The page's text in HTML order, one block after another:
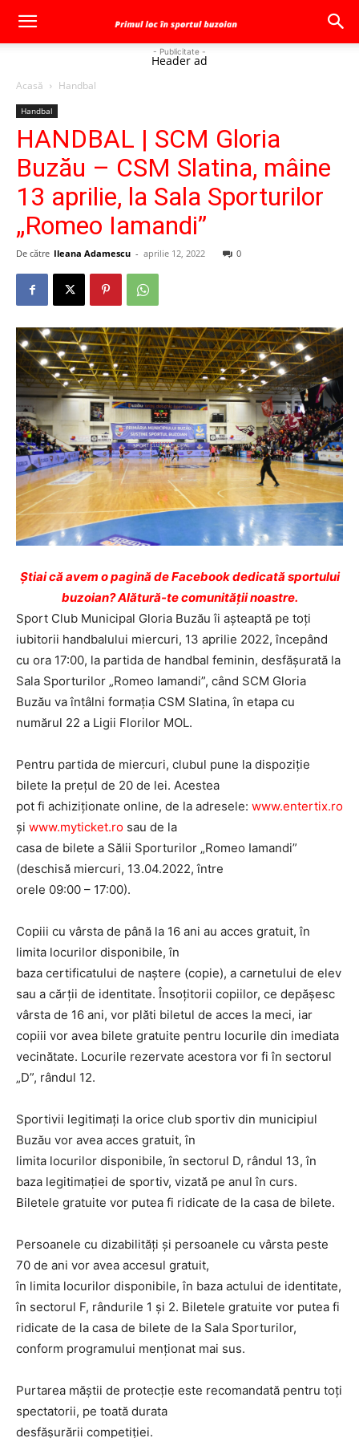
- Publicitate -
Header ad
Acasă Handbal
Handbal
HANDBAL | SCM Gloria
Buzău – CSM Slatina, mâine
13 aprilie, la Sala Sporturilor
„Romeo Iamandi”
De către Ileana Adamescu - aprilie 12, 2022 0
Ştiai că avem o pagină de Facebook dedicată sportului
buzoian? Alătură-te comunității noastre.
Sport Club Municipal Gloria Buzău îi așteaptă pe toți
iubitorii handbalului miercuri, 13 aprilie 2022, începând
cu ora 17:00, la partida de handbal feminin, desfășurată la
Sala Sporturilor „Romeo Iamandi”, când SCM Gloria
Buzău va întâlni formația CSM Slatina, în etapa cu
numărul 22 a Ligii Florilor MOL.
Pentru partida de miercuri, clubul pune la dispoziție
bilete la prețul de 20 de lei. Acestea
pot fi achiziționate online, de la adresele: www.entertix.ro
și www.myticket.ro sau de la
casa de bilete a Sălii Sporturilor „Romeo Iamandi”
(deschisă miercuri, 13.04.2022, între
orele 09:00 – 17:00).
Copiii cu vârsta de până la 16 ani au acces gratuit, în
limita locurilor disponibile, în
baza certificatului de naștere (copie), a carnetului de elev
sau a cărții de identitate. Însoțitorii copiilor, ce depășesc
vârsta de 16 ani, vor plăti biletul de acces la meci, iar
copiii vor avea bilete gratuite pentru locurile din imediata
vecinătate. Locurile rezervate acestora vor fi în sectorul
„D”, rândul 12.
Sportivii legitimați la orice club sportiv din municipiul
Buzău vor avea acces gratuit, în
limita locurilor disponibile, în sectorul D, rândul 13, în
baza legitimației de sportiv, vizată pe anul în curs.
Biletele gratuite vor putea fi ridicate de la casa de bilete.
Persoanele cu dizabilități și persoanele cu vârsta peste
70 de ani vor avea accesul gratuit,
în limita locurilor disponibile, în baza actului de identitate,
în sectorul F, rândurile 1 și 2. Biletele gratuite vor putea fi
ridicate de la casa de bilete de la Sala Sporturilor,
conform programului menționat mai sus.
Purtarea măștii de protecție este recomandată pentru toți
spectatorii, pe toată durata
desfășurării competiției.